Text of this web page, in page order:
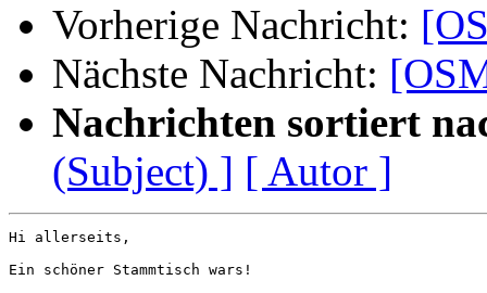
Vorherige Nachricht:
Nächste Nachricht:
Nachrichten sortiert
(Subject) ] [ Autor ]
Hi allerseits,
Ein schöner Stammtisch wars!